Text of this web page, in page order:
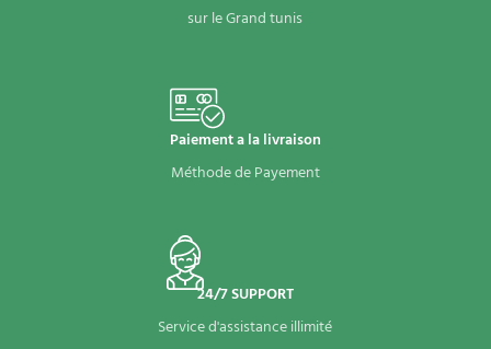
sur le Grand tunis
Paiement a la livraison
Méthode de Payement
24/7 SUPPORT
Service d'assistance illimité